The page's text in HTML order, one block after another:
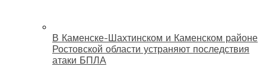
В Каменске-Шахтинском и Каменском районе
Ростовской области устраняют последствия
атаки БПЛА